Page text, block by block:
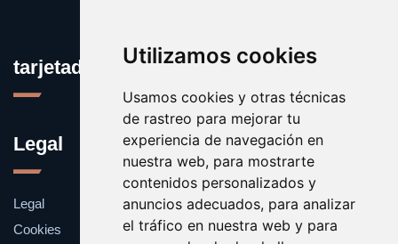
Utilizamos cookies
Usamos cookies y otras técnicas
de rastreo para mejorar tu
experiencia de navegación en
nuestra web, para mostrarte
contenidos personalizados y
anuncios adecuados, para analizar
el tráfico en nuestra web y para
tarjetadememoria.com
Legal
Legal
Cookies